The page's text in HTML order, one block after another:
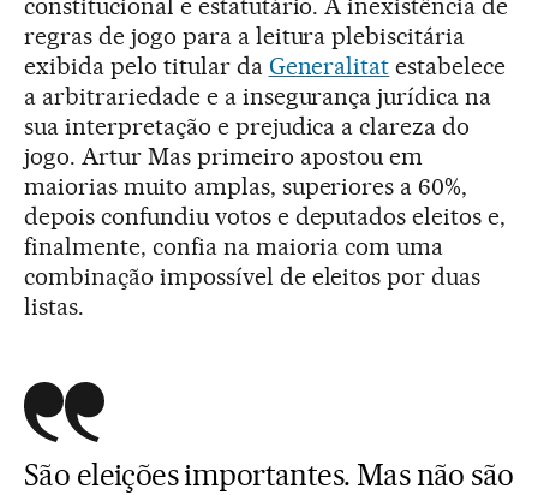
constitucional e estatutário. A inexistência de
regras de jogo para a leitura plebiscitária
exibida pelo titular da Generalitat estabelece
a arbitrariedade e a insegurança jurídica na
sua interpretação e prejudica a clareza do
jogo. Artur Mas primeiro apostou em
maiorias muito amplas, superiores a 60%,
depois confundiu votos e deputados eleitos e,
finalmente, confia na maioria com uma
combinação impossível de eleitos por duas
listas.
São eleições importantes. Mas não são